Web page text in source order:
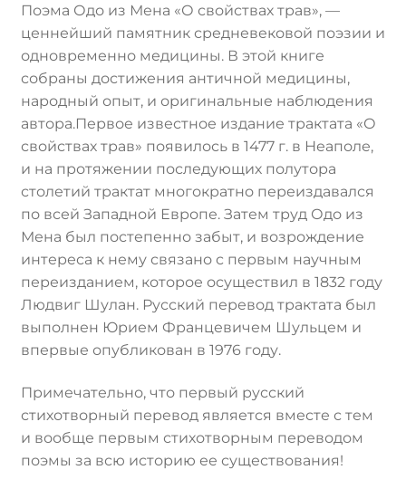
Лингвистика и культурология
Поэма Одо из Мена «О свойствах трав», —
ценнейший памятник средневековой поэзии и
одновременно медицины. В этой книге
собраны достижения античной медицины,
народный опыт, и оригинальные наблюдения
автора.Первое известное издание трактата «О
свойствах трав» появилось в 1477 г. в Неаполе,
и на протяжении последующих полутора
столетий трактат многократно переиздавался
по всей Западной Европе. Затем труд Одо из
Мена был постепенно забыт, и возрождение
интереса к нему связано с первым научным
переизданием, которое осуществил в 1832 году
Людвиг Шулан. Русский перевод трактата был
выполнен Юрием Францевичем Шульцем и
впервые опубликован в 1976 году.
Примечательно, что первый русский
стихотворный перевод является вместе с тем
и вообще первым стихотворным переводом
поэмы за всю историю ее существования!